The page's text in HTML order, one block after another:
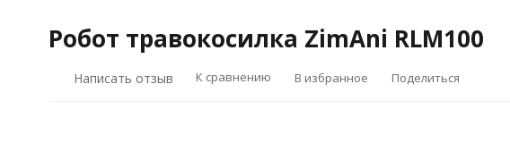
Робот травокосилка ZimAni RLM100
Написать отзыв К сравнению В избранное Поделиться